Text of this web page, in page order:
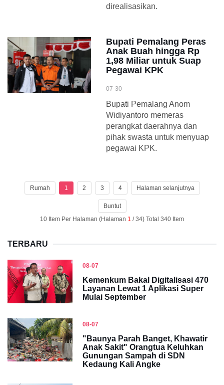
direalisasikan.
Bupati Pemalang Peras
Anak Buah hingga Rp
1,98 Miliar untuk Suap
Pegawai KPK
07-30
Bupati Pemalang Anom
Widiyantoro memeras
perangkat daerahnya dan
pihak swasta untuk menyuap
pegawai KPK.
Rumah 1 2 3 4 Halaman selanjutnya
Buntut
10 Item Per Halaman (Halaman 1 / 34) Total 340 Item
TERBARU
08-07
Kemenkum Bakal Digitalisasi 470
Layanan Lewat 1 Aplikasi Super
Mulai September
08-07
"Baunya Parah Banget, Khawatir
Anak Sakit" Orangtua Keluhkan
Gunungan Sampah di SDN
Kedaung Kali Angke